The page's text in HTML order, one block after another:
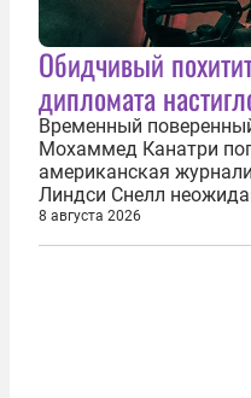
Обидчивый
дипломата
Временный
Мохаммед Канатри
американская
Линдси Снелл
бандитов, похитивших
2016 году.
8 августа 2026